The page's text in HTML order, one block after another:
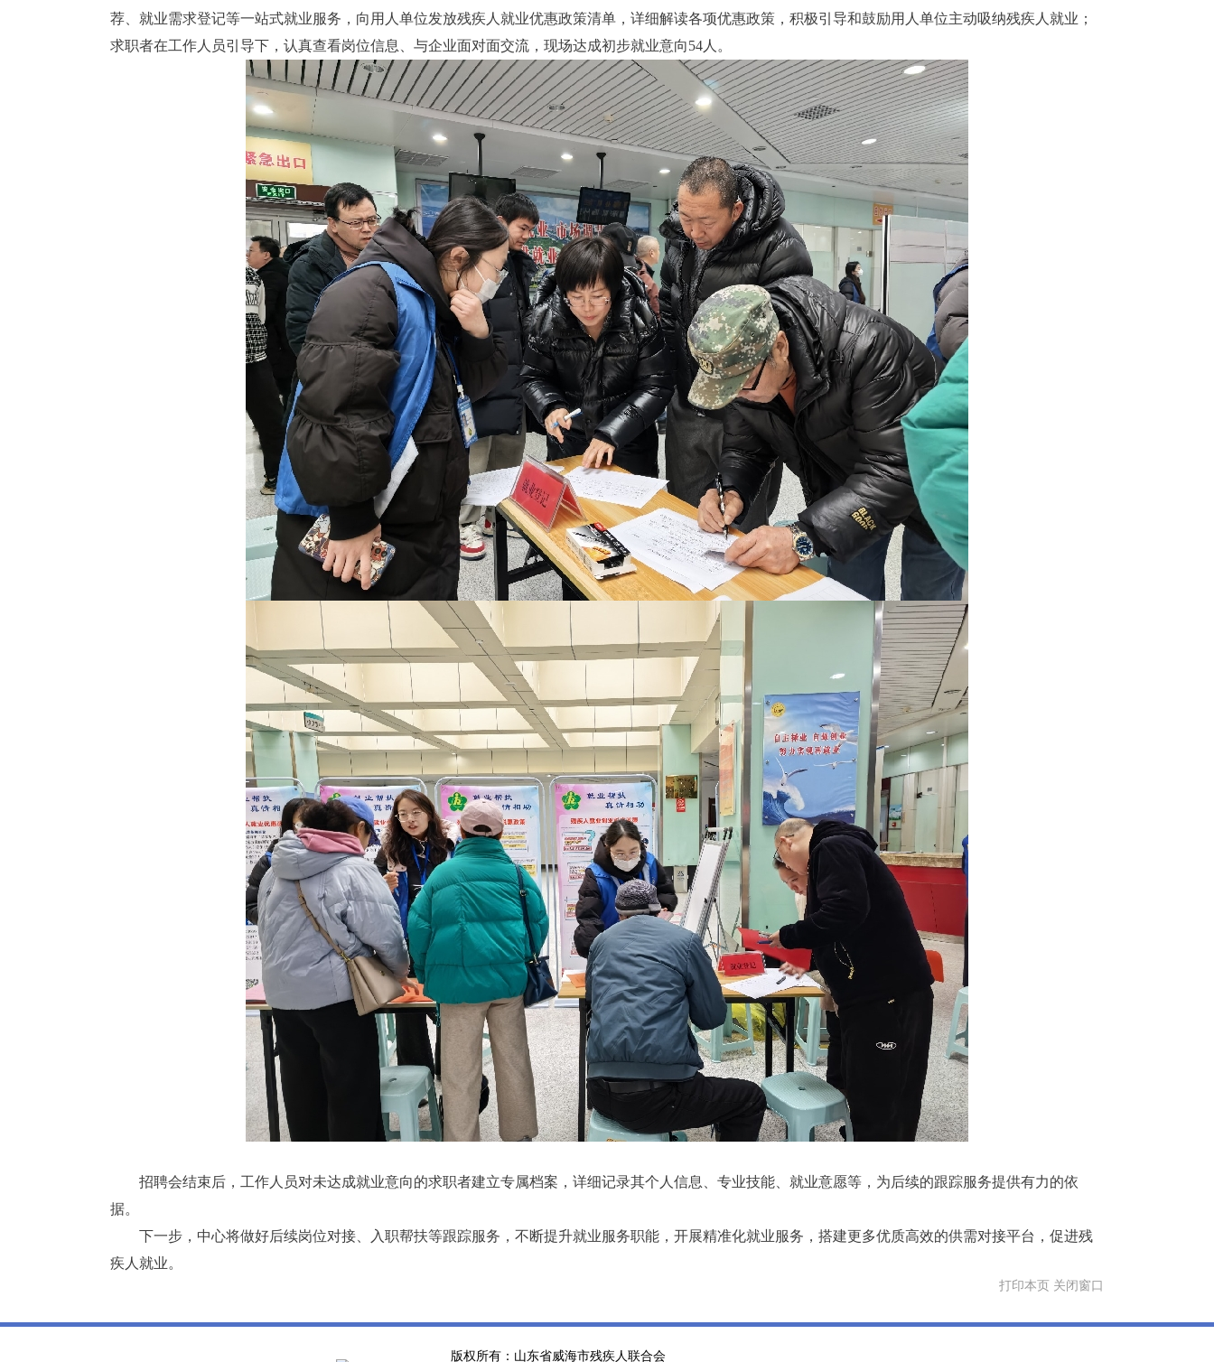
荐、就业需求登记等一站式就业服务，向用人单位发放残疾人就业优惠政策清单，详细解读各项优惠政策，积极引导和鼓励用人单位主动吸纳残疾人就业；
求职者在工作人员引导下，认真查看岗位信息、与企业面对面交流，现场达成初步就业意向54人。
招聘会结束后，工作人员对未达成就业意向的求职者建立专属档案，详细记录其个人信息、专业技能、就业意愿等，为后续的跟踪服务提供有力的依
据。
下一步，中心将做好后续岗位对接、入职帮扶等跟踪服务，不断提升就业服务职能，开展精准化就业服务，搭建更多优质高效的供需对接平台，促进残
疾人就业。
打印本页 关闭窗口
版权所有：山东省威海市残疾人联合会